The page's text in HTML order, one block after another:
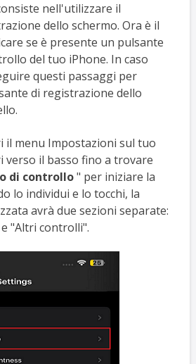
nell'utilizzare il
dello schermo. Ora è il
se è presente un pulsante
del tuo iPhone. In caso
questi passaggi per
di registrazione dello
il menu Impostazioni sul tuo
verso il basso fino a trovare
di controllo" per iniziare la
lo individui e lo tocchi, la
avrà due sezioni separate:
"Altri controlli".